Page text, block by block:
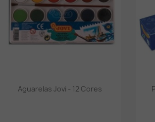
Vista rápida
Aguarelas Jovi - 12 Cores